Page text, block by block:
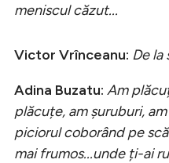
meniscul căzut...
Victor Vrînceanu: De la
Adina Buzatu: Am
plăcuțe, am șuruburi,
piciorul coborând pe
mai frumos...unde ți-ai